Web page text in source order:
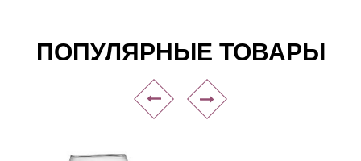
ПОПУЛЯРНЫЕ ТОВАРЫ